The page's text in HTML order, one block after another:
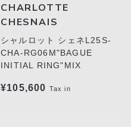
CHARLOTTE
CHESNAIS
シャルロット シェネL25S-
CHA-RG06M"BAGUE
INITIAL RING"MIX
¥105,600 Tax in